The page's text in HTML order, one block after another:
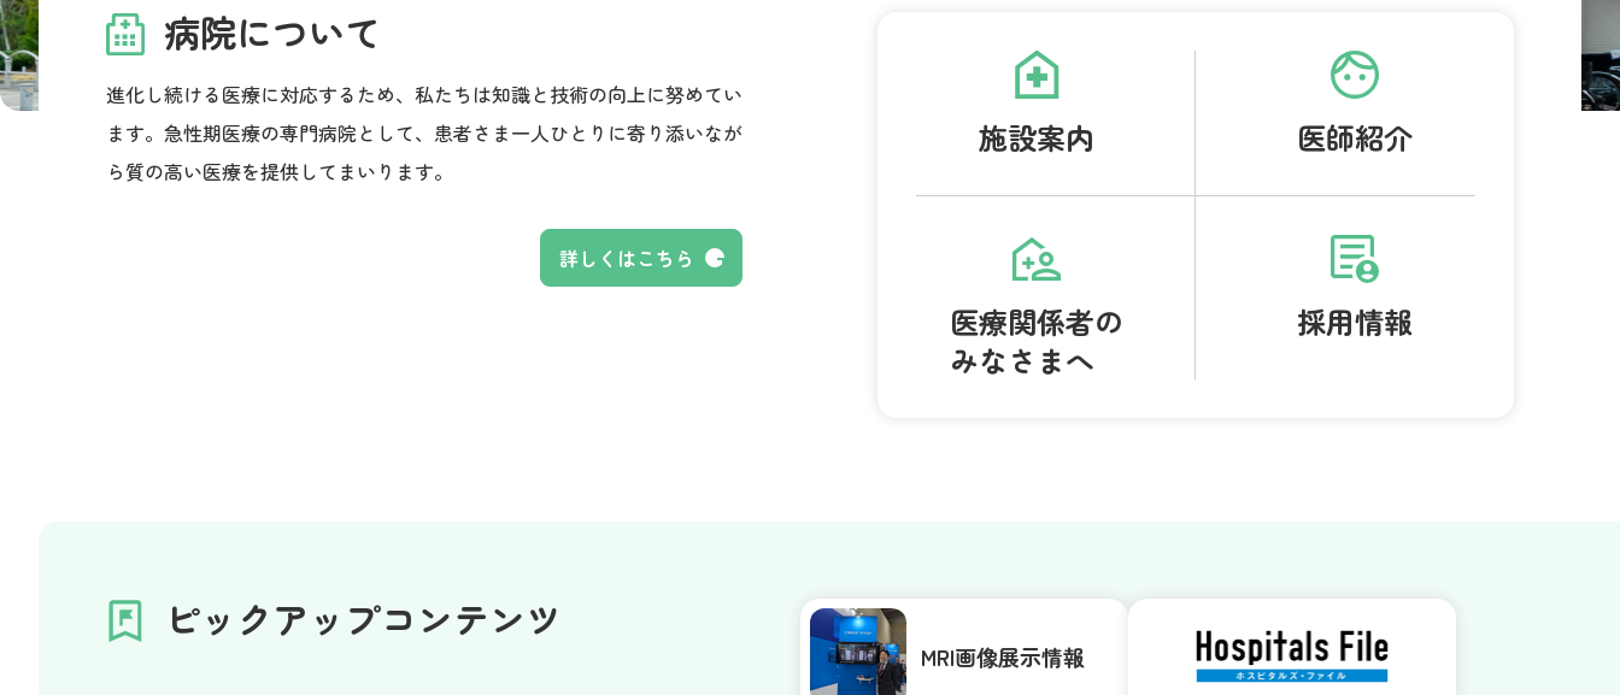
病院について
進化し続ける医療に対応するため、私たちは知識と技術の向上に努めてい
ます。急性期医療の専門病院として、患者さま一人ひとりに寄り添いなが
ら質の高い医療を提供してまいります。
詳しくはこちら
施設案内 医師紹介
医療関係者の
みなさまへ
採用情報
ピックアップコンテンツ
MRI画像展示情報